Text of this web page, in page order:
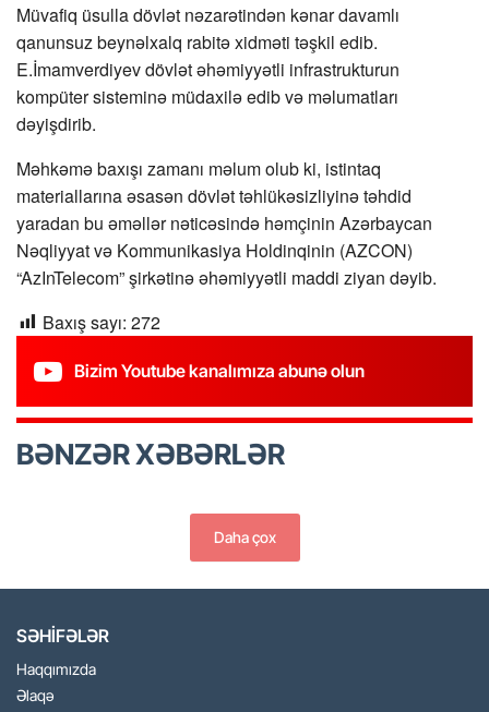
Müvafiq üsulla dövlət nəzarətindən kənar davamlı
qanunsuz beynəlxalq rabitə xidməti təşkil edib.
E.İmamverdiyev dövlət əhəmiyyətli infrastrukturun
kompüter sisteminə müdaxilə edib və məlumatları
dəyişdirib.
Məhkəmə baxışı zamanı məlum olub ki, istintaq
materiallarına əsasən dövlət təhlükəsizliyinə təhdid
yaradan bu əməllər nəticəsində həmçinin Azərbaycan
Nəqliyyat və Kommunikasiya Holdinqinin (AZCON)
“AzInTelecom” şirkətinə əhəmiyyətli maddi ziyan dəyib.
Baxış sayı: 272
Bizim Youtube kanalımıza abunə olun
BƏNZƏR XƏBƏRLƏR
Daha çox
SƏHİFƏLƏR
Haqqımızda
Əlaqə